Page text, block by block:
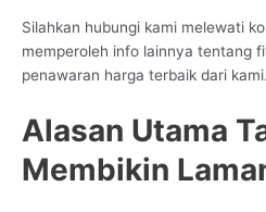
Silahkan hubungi kami melewati
memperoleh info lainnya tentang
penawaran harga terbaik dari kami.
Alasan Utama
Membikin